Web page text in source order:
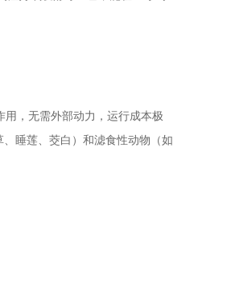
用，无需外部动力，运行成本极
睡莲、茭白）和滤食性动物（如